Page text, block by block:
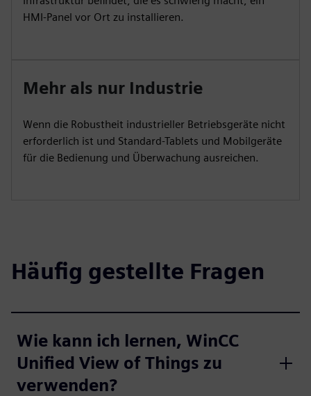
HMI-Panel vor Ort zu installieren.
Mehr als nur Industrie
Wenn die Robustheit industrieller Betriebsgeräte nicht
erforderlich ist und Standard-Tablets und Mobilgeräte
für die Bedienung und Überwachung ausreichen.
Häufig gestellte Fragen
Wie kann ich lernen, WinCC
Unified View of Things zu
verwenden?